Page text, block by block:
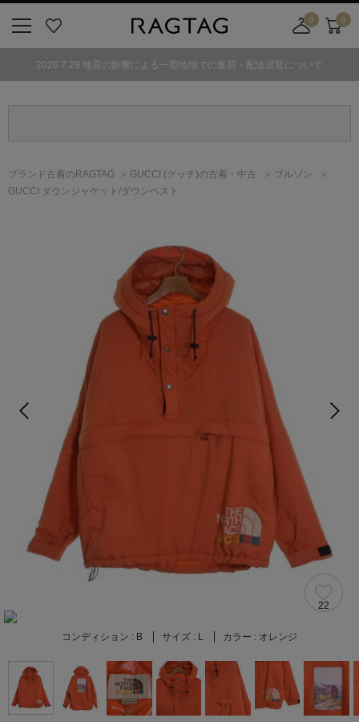
気
0
舗
カ
ト
0
2026.7.29 地震の影響による一部地域での集荷・配送遅延について
ブランド古着のRAGTAG GUCCI (グッチ)の古着・中古
ブルゾン
GUCCI ダウンジャケット/ダウンベスト
22
コンディション : B サイズ : L カラー : オレンジ